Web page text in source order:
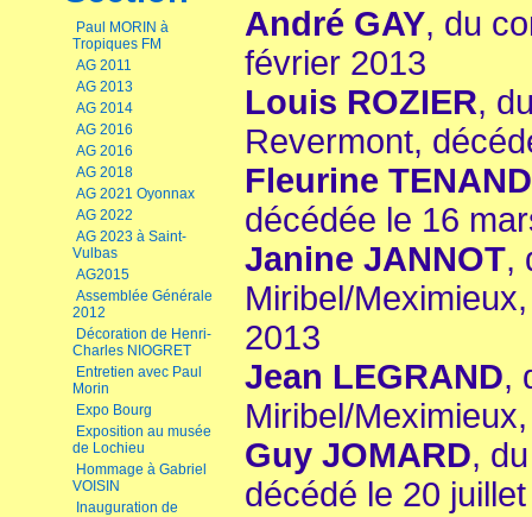
Paul MORIN à
Tropiques FM
AG 2011
AG 2013
AG 2014
AG 2016
AG 2016
AG 2018
AG 2021 Oyonnax
AG 2022
AG 2023 à Saint-
Vulbas
AG2015
Assemblée Générale
2012
Décoration de Henri-
Charles NIOGRET
Entretien avec Paul
Morin
Expo Bourg
Exposition au musée
de Lochieu
Hommage à Gabriel
VOISIN
Inauguration de
André GAY, du
février 2013
Louis ROZIER,
Revermont,
Fleurine TENAND
décédée le 16
Janine JANNOT,
Miribel/
2013
Jean LEGRAND,
Miribel/
Guy JOMARD,
décédé le 20